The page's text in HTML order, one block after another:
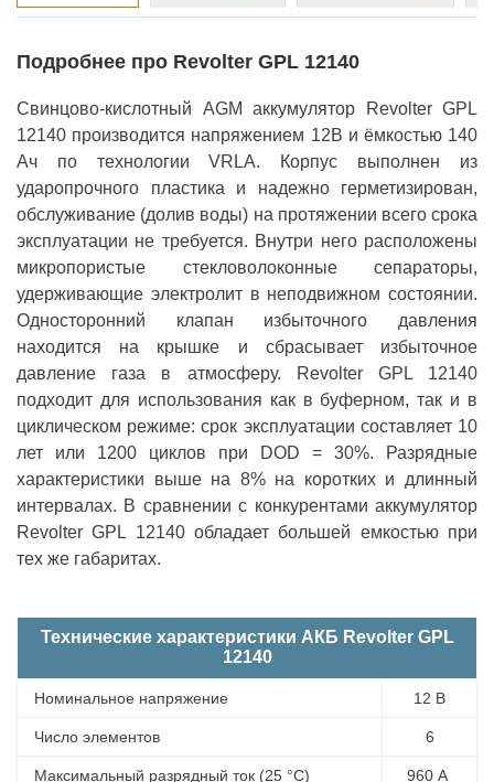
Подробнее про Revolter GPL 12140
Свинцово-кислотный AGM аккумулятор Revolter GPL
12140 производится напряжением 12В и ёмкостью 140
Ач по технологии VRLA. Корпус выполнен из
ударопрочного пластика и надежно герметизирован,
обслуживание (долив воды) на протяжении всего срока
эксплуатации не требуется. Внутри него расположены
микропористые стекловолоконные сепараторы,
удерживающие электролит в неподвижном состоянии.
Односторонний клапан избыточного давления
находится на крышке и сбрасывает избыточное
давление газа в атмосферу. Revolter GPL 12140
подходит для использования как в буферном, так и в
циклическом режиме: срок эксплуатации составляет 10
лет или 1200 циклов при DOD = 30%. Разрядные
характеристики выше на 8% на коротких и длинный
интервалах. В сравнении с конкурентами аккумулятор
Revolter GPL 12140 обладает большей емкостью при
тех же габаритах.
Технические характеристики АКБ Revolter GPL
12140
Номинальное напряжение 12 В
Число элементов 6
Максимальный разрядный ток (25 °С) 960 А